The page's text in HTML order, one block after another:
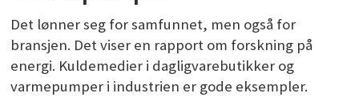
Det lønner seg for samfunnet, men også for
bransjen. Det viser en rapport om forskning på
energi. Kuldemedier i dagligvarebutikker og
varmepumper i industrien er gode eksempler.